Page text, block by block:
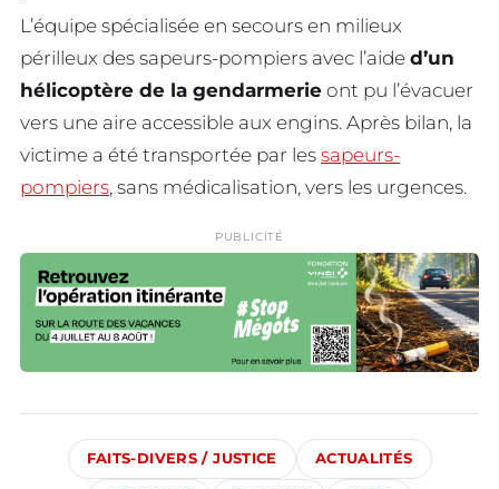
L’équipe spécialisée en secours en milieux
périlleux des sapeurs-pompiers avec l’aide d’un
hélicoptère de la gendarmerie ont pu l’évacuer
vers une aire accessible aux engins. Après bilan, la
victime a été transportée par les sapeurs-
pompiers, sans médicalisation, vers les urgences.
PUBLICITÉ
FAITS-DIVERS / JUSTICE ACTUALITÉS